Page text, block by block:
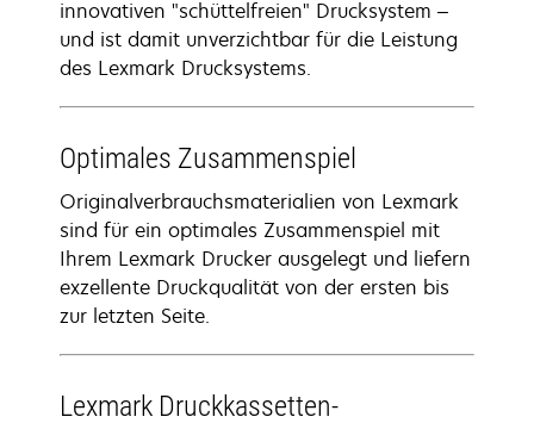
innovativen "schüttelfreien" Drucksystem –
und ist damit unverzichtbar für die Leistung
des Lexmark Drucksystems.
Optimales Zusammenspiel
Originalverbrauchsmaterialien von Lexmark
sind für ein optimales Zusammenspiel mit
Ihrem Lexmark Drucker ausgelegt und liefern
exzellente Druckqualität von der ersten bis
zur letzten Seite.
Lexmark Druckkassetten-